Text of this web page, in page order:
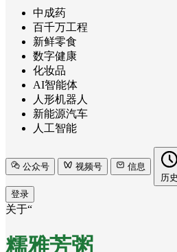
中成药
百千万工程
新鲜零食
数字健康
化妆品
AI智能体
人形机器人
新能源汽车
人工智能
公众号 视频号
信息
历史
登录
关于“
糯雅芳粥